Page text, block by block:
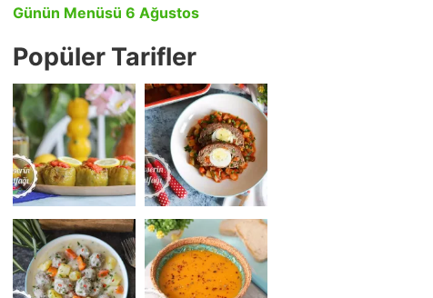
Günün Menüsü 6 Ağustos
Popüler Tarifler